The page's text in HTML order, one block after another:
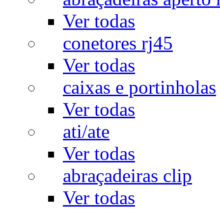
Ver todas
conetores rj45
Ver todas
caixas e portinholas
Ver todas
ati/ate
Ver todas
abraçadeiras clip
Ver todas